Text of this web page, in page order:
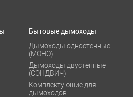
Бытовые дымоходы
Дымоходы одностенные
(МОНО)
Дымоходы двустенные
(СЭНДВИЧ)
Комплектующие для
дымоходов